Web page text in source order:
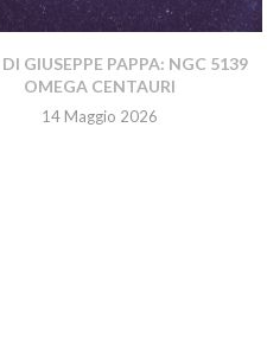
GIUSEPPE PAPPA: NGC 5139
OMEGA CENTAURI
14 Maggio 2026